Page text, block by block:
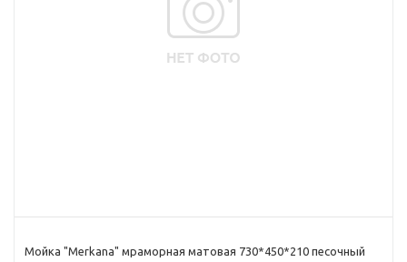
Мойка "Merkana" мраморная матовая 730*450*210 песочный